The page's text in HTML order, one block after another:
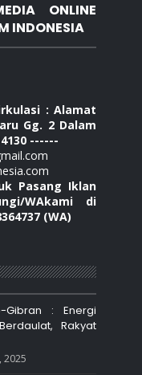
ONLINE
INDONESIA
: Alamat
Gg. 2 Dalam
------
Pasang Iklan
WAkami di
(WA)
Gibran : Energi
Rakyat
2025